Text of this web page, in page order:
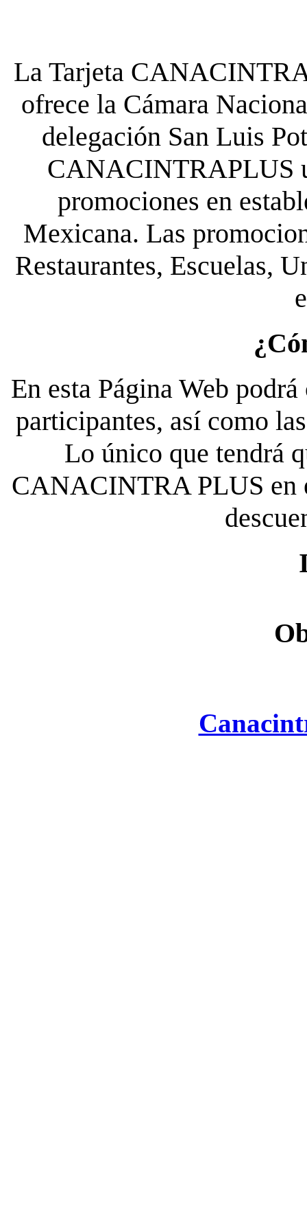
La Tarjeta
ofrece la Cámara
delegación San Luis
CANACINTRAPLUS
promociones en
Mexicana. Las
Restaurantes, Escuelas,
En esta Página Web
participantes, así como
Lo único que tendrá
CANACINTRA PLUS en